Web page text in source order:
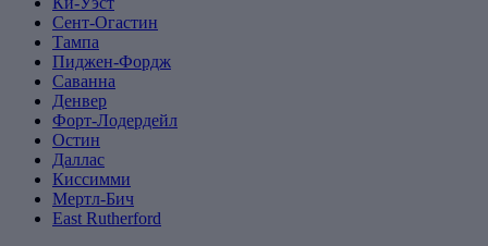
Сент-Огастин
Тампа
Пиджен-Фордж
Саванна
Денвер
Форт-Лодердейл
Остин
Даллас
Киссимми
Мертл-Бич
East Rutherford